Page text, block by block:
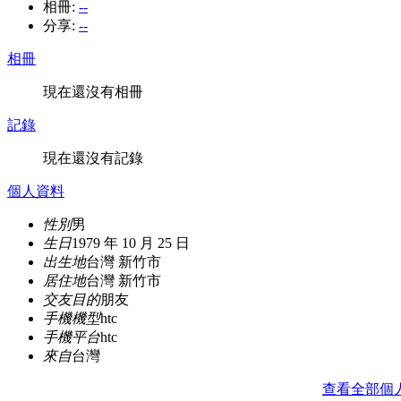
相冊: --
分享: --
相冊
現在還沒有相冊
記錄
現在還沒有記錄
個人資料
性別男
生日1979 年 10 月 25 日
出生地台灣 新竹市
居住地台灣 新竹市
交友目的朋友
手機機型htc
手機平台htc
來自台灣
查看全部個